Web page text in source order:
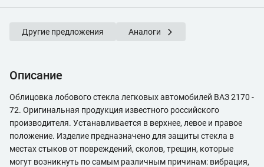
Другие предложения Аналоги
Описание
Облицовка лобового стекла легковых автомобилей ВАЗ 2170 -
72. Оригинальная продукция известного российского
производителя. Устанавливается в верхнее, левое и правое
положение. Изделие предназначено для защиты стекла в
местах стыков от повреждений, сколов, трещин, которые
могут возникнуть по самым различным причинам: вибрация,